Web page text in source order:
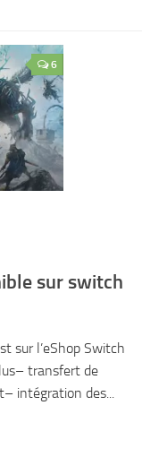
6
sur switch
sur l’eShop Switch
transfert de
intégration des...